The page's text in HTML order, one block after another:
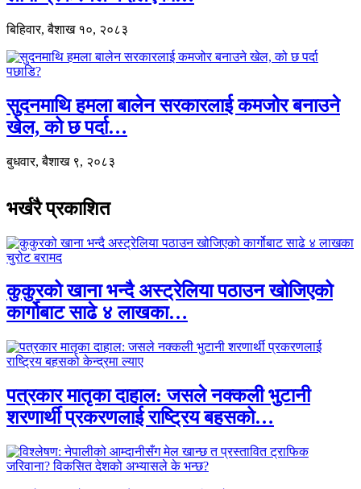
बिहिवार, बैशाख १०, २०८३
सुदनमाथि हमला बालेन सरकारलाई कमजोर बनाउने
खेल, को छ पर्दा…
बुधवार, बैशाख ९, २०८३
भर्खरै प्रकाशित
कुकुरको खाना भन्दै अस्ट्रेलिया पठाउन खोजिएको
कार्गोबाट साढे ४ लाखका…
पत्रकार मातृका दाहाल: जसले नक्कली भुटानी
शरणार्थी प्रकरणलाई राष्ट्रिय बहसको…